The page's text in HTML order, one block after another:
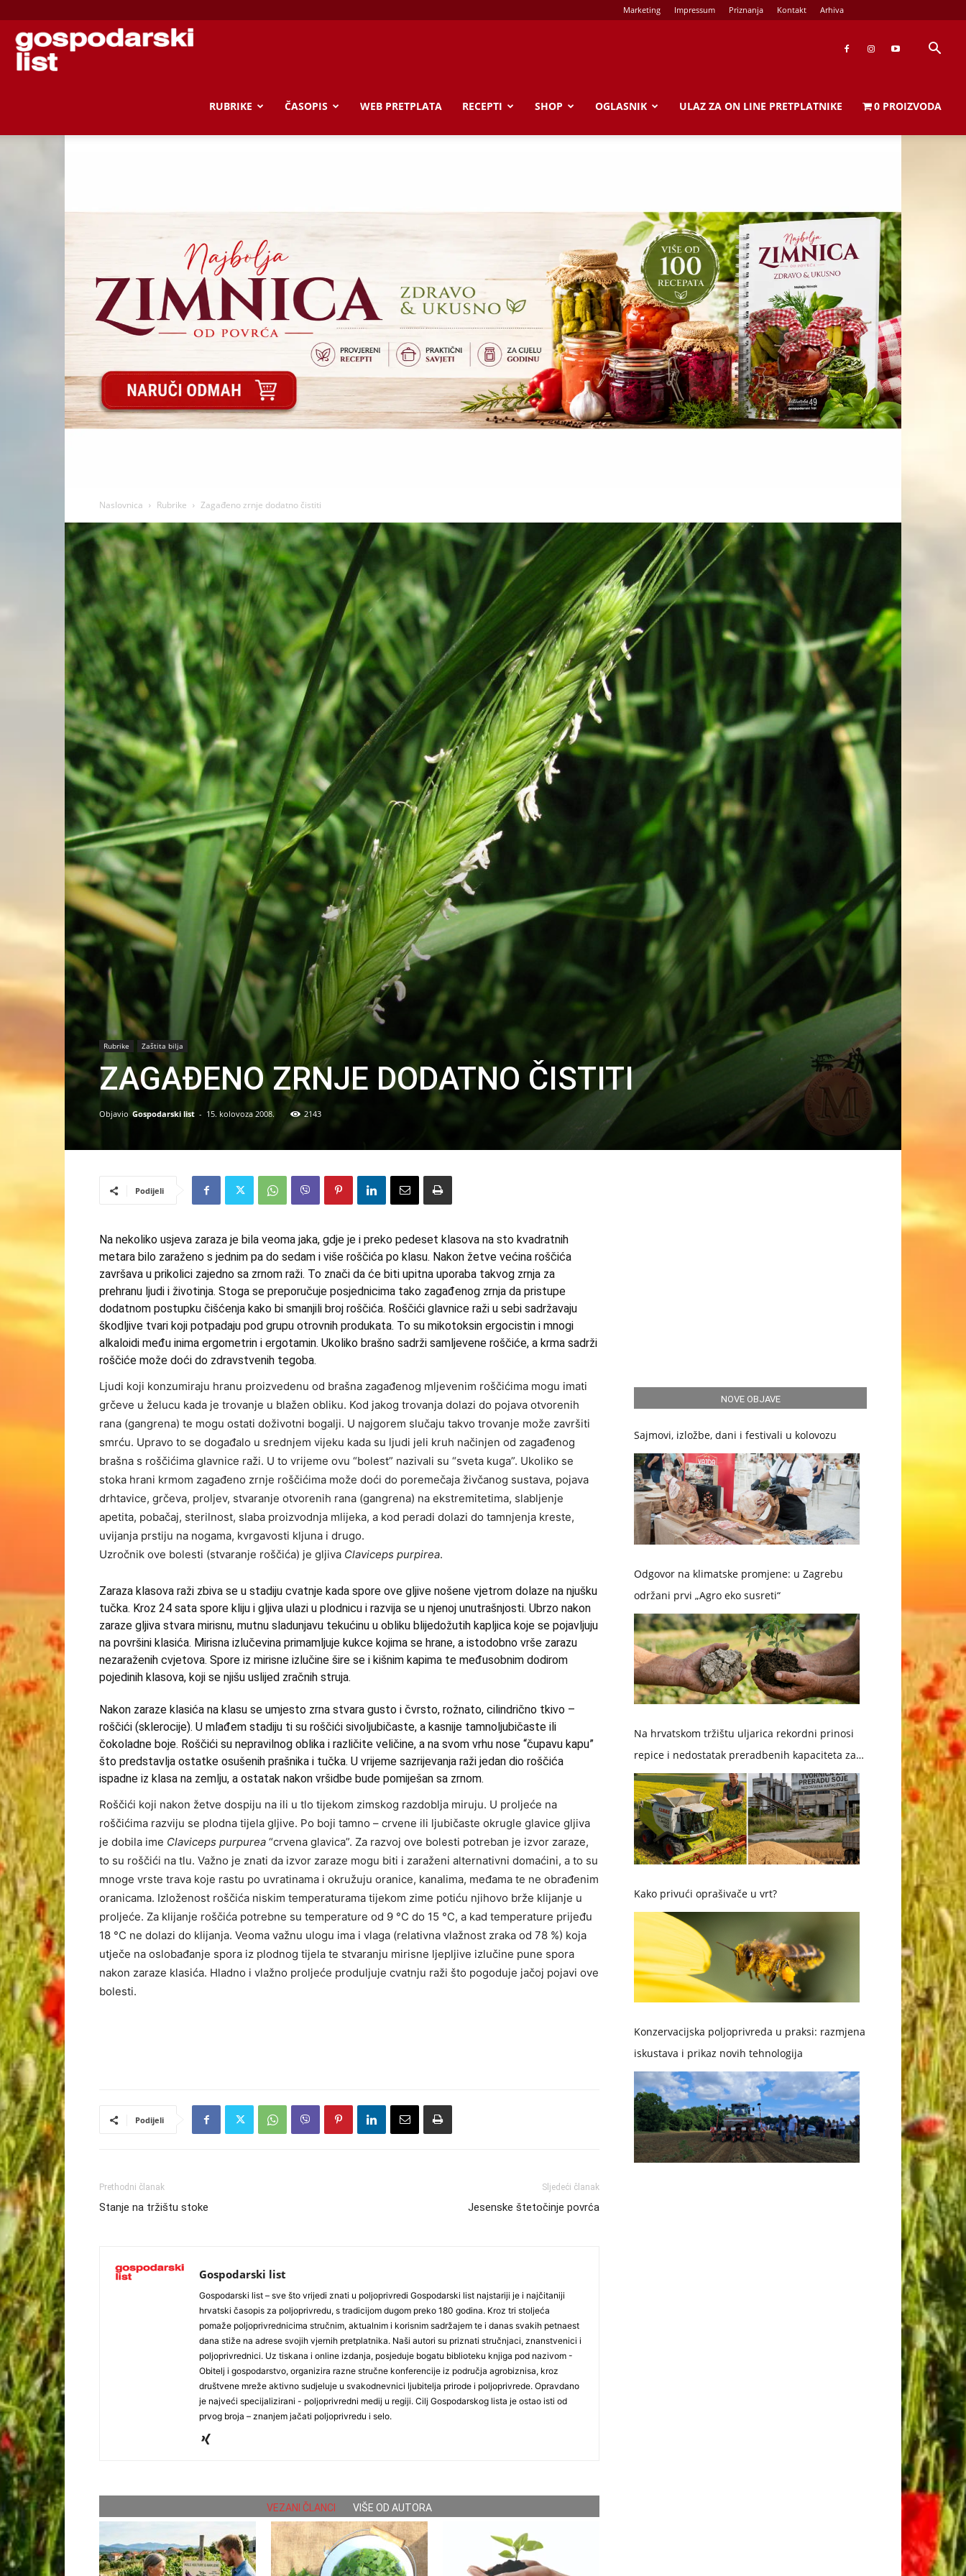
Marketing Impressum Priznanja Kontakt Arhiva
Gospodarski
RUBRIKE ČASOPIS WEB PRETPLATA RECEPTI SHOP OGLASNIK ULAZ ZA ON LINE PRETPLATNIKE 0 PROIZVODA
Naslovnica Rubrike Zagađeno zrnje dodatno čistiti
Rubrike Zaštita bilja
ZAGAĐENO ZRNJE DODATNO ČISTITI
Objavio Gospodarski list - 15. kolovoza 2008. 2143
Podijeli
Na nekoliko usjeva zaraza je bila veoma jaka, gdje je i preko pedeset klasova na sto kvadratnih
metara bilo zaraženo s jednim pa do sedam i više roščića po klasu. Nakon žetve većina roščića
završava u prikolici zajedno sa zrnom raži. To znači da će biti upitna uporaba takvog zrnja za
prehranu ljudi i životinja. Stoga se preporučuje posjednicima tako zagađenog zrnja da pristupe
dodatnom postupku čišćenja kako bi smanjili broj roščića. Roščići glavnice raži u sebi sadržavaju
škodljive tvari koji potpadaju pod grupu otrovnih produkata. To su mikotoksin ergocistin i mnogi
alkaloidi među inima ergometrin i ergotamin. Ukoliko brašno sadrži samljevene roščiće, a krma sadrži
roščiće može doći do zdravstvenih tegoba.
Ljudi koji konzumiraju hranu proizvedenu od brašna zagađenog mljevenim roščićima mogu imati
grčeve u želucu kada je trovanje u blažen obliku. Kod jakog trovanja dolazi do pojava otvorenih
rana (gangrena) te mogu ostati doživotni bogalji. U najgorem slučaju takvo trovanje može završiti
smrću. Upravo to se događalo u srednjem vijeku kada su ljudi jeli kruh načinjen od zagađenog
brašna s roščićima glavnice raži. U to vrijeme ovu “bolest” nazivali su “sveta kuga”. Ukoliko se
stoka hrani krmom zagađeno zrnje roščićima može doći do poremečaja živčanog sustava, pojava
drhtavice, grčeva, proljev, stvaranje otvorenih rana (gangrena) na ekstremitetima, slabljenje
apetita, pobačaj, sterilnost, slaba proizvodnja mlijeka, a kod peradi dolazi do tamnjenja kreste,
uvijanja prstiju na nogama, kvrgavosti kljuna i drugo.
Uzročnik ove bolesti (stvaranje roščića) je gljiva Claviceps purpirea.
Zaraza klasova raži zbiva se u stadiju cvatnje kada spore ove gljive nošene vjetrom dolaze na njušku
tučka. Kroz 24 sata spore kliju i gljiva ulazi u plodnicu i razvija se u njenoj unutrašnjosti. Ubrzo nakon
zaraze gljiva stvara mirisnu, mutnu sladunjavu tekućinu u obliku blijedožutih kapljica koje se pojavljuju
na površini klasića. Mirisna izlučevina primamljuje kukce kojima se hrane, a istodobno vrše zarazu
nezaraženih cvjetova. Spore iz mirisne izlučine šire se i kišnim kapima te međusobnim dodirom
pojedinih klasova, koji se njišu uslijed zračnih struja.
Nakon zaraze klasića na klasu se umjesto zrna stvara gusto i čvrsto, rožnato, cilindrično tkivo –
roščići (sklerocije). U mlađem stadiju ti su roščići sivoljubičaste, a kasnije tamnoljubičaste ili
čokoladne boje. Roščići su nepravilnog oblika i različite veličine, a na svom vrhu nose “čupavu kapu”
što predstavlja ostatke osušenih prašnika i tučka. U vrijeme sazrijevanja raži jedan dio roščića
ispadne iz klasa na zemlju, a ostatak nakon vršidbe bude pomiješan sa zrnom.
Roščići koji nakon žetve dospiju na ili u tlo tijekom zimskog razdoblja miruju. U proljeće na
roščićima razviju se plodna tijela gljive. Po boji tamno – crvene ili ljubičaste okrugle glavice gljiva
je dobila ime Claviceps purpurea “crvena glavica”. Za razvoj ove bolesti potreban je izvor zaraze,
to su roščići na tlu. Važno je znati da izvor zaraze mogu biti i zaraženi alternativni domaćini, a to su
mnoge vrste trava koje rastu po uvratinama i okružuju oranice, kanalima, međama te ne obrađenim
oranicama. Izloženost roščića niskim temperaturama tijekom zime potiću njihovo brže klijanje u
proljeće. Za klijanje roščića potrebne su temperature od 9 °C do 15 °C, a kad temperature prijeđu
18 °C ne dolazi do klijanja. Veoma važnu ulogu ima i vlaga (relativna vlažnost zraka od 78 %) koja
utječe na oslobađanje spora iz plodnog tijela te stvaranju mirisne ljepljive izlučine pune spora
nakon zaraze klasića. Hladno i vlažno proljeće produljuje cvatnju raži što pogoduje jačoj pojavi ove
bolesti.
Podijeli
Prethodni članak
Stanje na tržištu stoke
Sljedeći članak
Jesenske štetočinje povrća
Gospodarski list
Gospodarski list – sve što vrijedi znati u poljoprivredi Gospodarski list najstariji je i najčitaniji
hrvatski časopis za poljoprivredu, s tradicijom dugom preko 180 godina. Kroz tri stoljeća
pomaže poljoprivrednicima stručnim, aktualnim i korisnim sadržajem te i danas svakih petnaest
dana stiže na adrese svojih vjernih pretplatnika. Naši autori su priznati stručnjaci, znanstvenici i
poljoprivrednici. Uz tiskana i online izdanja, posjeduje bogatu biblioteku knjiga pod nazivom -
Obitelj i gospodarstvo, organizira razne stručne konferencije iz područja agrobiznisa, kroz
društvene mreže aktivno sudjeluje u svakodnevnici ljubitelja prirode i poljoprivrede. Opravdano
je najveći specijalizirani - poljoprivredni medij u regiji. Cilj Gospodarskog lista je ostao isti od
prvog broja – znanjem jačati poljoprivredu i selo.
VEZANI ČLANCI VIŠE OD AUTORA
NOVE OBJAVE
Sajmovi, izložbe, dani i festivali u kolovozu
Odgovor na klimatske promjene: u Zagrebu
održani prvi „Agro eko susreti“
Na hrvatskom tržištu uljarica rekordni prinosi
repice i nedostatak preradbenih kapaciteta za
soju
Kako privući oprašivače u vrt?
Konzervacijska poljoprivreda u praksi: razmjena
iskustava i prikaz novih tehnologija